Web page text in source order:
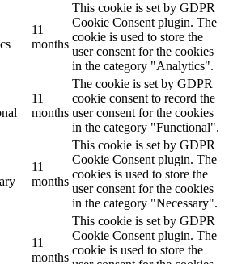
11
months
This cookie is set by GDPR
Cookie Consent plugin. The
cookie is used to store the
user consent for the cookies
in the category "Analytics".
11
months
The cookie is set by GDPR
cookie consent to record the
user consent for the cookies
in the category "Functional".
11
months
This cookie is set by GDPR
Cookie Consent plugin. The
cookies is used to store the
user consent for the cookies
in the category "Necessary".
11
months
This cookie is set by GDPR
Cookie Consent plugin. The
cookie is used to store the